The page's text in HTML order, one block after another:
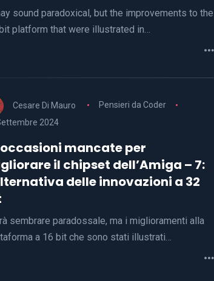
sound paradoxical, but the improvements to the
platform that were illustrated in…
Cesare Di Mauro
Pensieri da Coder
2024
occasioni mancate per
il chipset dell’Amiga – 7:
delle innovazioni a 32
sembrare paradossale, ma i miglioramenti alla
a 16 bit che sono stati illustrati…